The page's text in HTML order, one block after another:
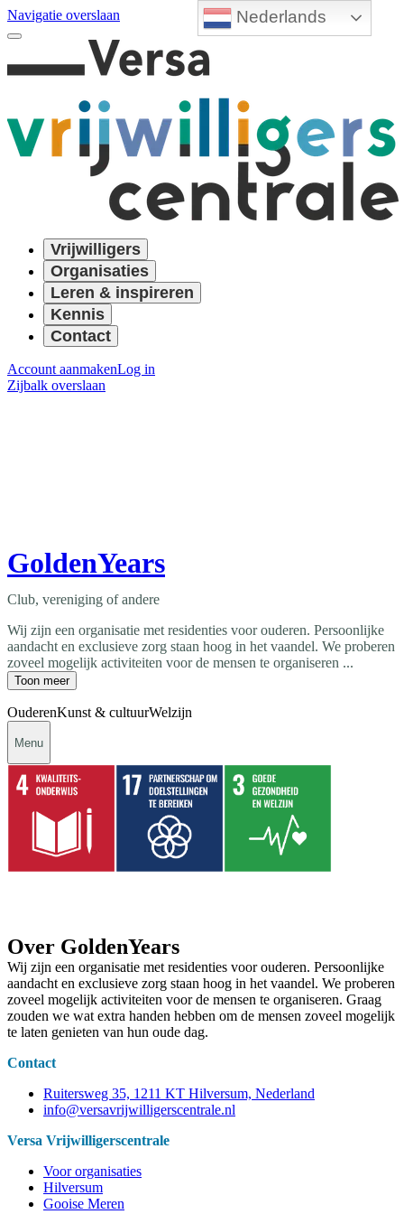
Nederlands
Navigatie overslaan
Vrijwilligers
Organisaties
Leren & inspireren
Kennis
Contact
Account aanmakenLog in
Zijbalk overslaan
GoldenYears
Club, vereniging of andere
Wij zijn een organisatie met residenties voor ouderen. Persoonlijke
aandacht en exclusieve zorg staan hoog in het vaandel. We proberen
zoveel mogelijk activiteiten voor de mensen te organiseren ...
Toon meer
OuderenKunst & cultuurWelzijn
Menu
Over GoldenYears
Wij zijn een organisatie met residenties voor ouderen. Persoonlijke
aandacht en exclusieve zorg staan hoog in het vaandel. We proberen
zoveel mogelijk activiteiten voor de mensen te organiseren. Graag
zouden we wat extra handen hebben om de mensen zoveel mogelijk
te laten genieten van hun oude dag.
Contact
Ruitersweg 35, 1211 KT Hilversum, Nederland
info@versavrijwilligerscentrale.nl
Versa Vrijwilligerscentrale
Voor organisaties
Hilversum
Gooise Meren